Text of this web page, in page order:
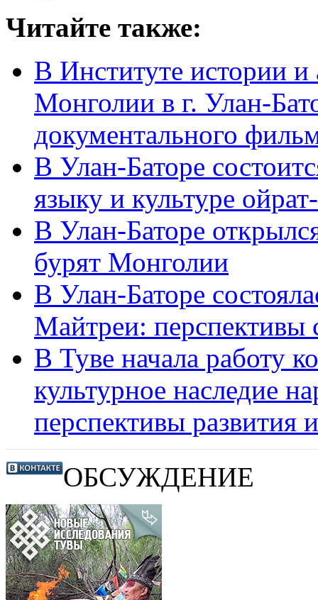
Читайте также:
В Институте истории
Монголии в г. Улан-
документального
В Улан-Баторе
языку и культуре
В Улан-Баторе
бурят Монголии
В Улан-Баторе
Майтреи: перспективы
В Туве начала работу
культурное наследие
перспективы развития
ОБСУЖДЕНИЕ